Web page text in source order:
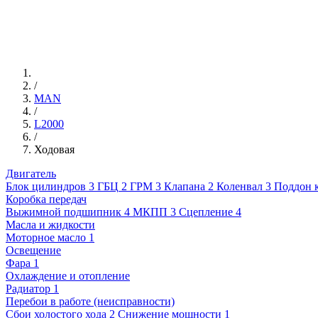
/
MAN
/
L2000
/
Ходовая
Двигатель
Блок цилиндров 3 ГБЦ 2 ГРМ 3 Клапана 2 Коленвал 3 Поддон
Коробка передач
Выжимной подшипник 4 МКПП 3 Сцепление 4
Масла и жидкости
Моторное масло 1
Освещение
Фара 1
Охлаждение и отопление
Радиатор 1
Перебои в работе (неисправности)
Сбои холостого хода 2 Снижение мощности 1